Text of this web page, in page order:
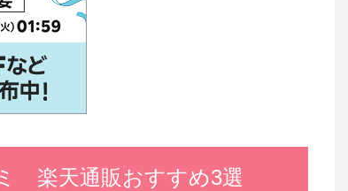
楽天通販おすすめ3選